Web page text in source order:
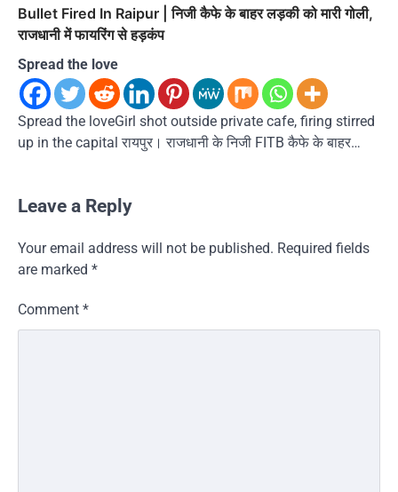
Bullet Fired In Raipur | निजी कैफे के बाहर लड़की को मारी गोली,
राजधानी में फायरिंग से हड़कंप
Spread the love
Spread the loveGirl shot outside private cafe, firing stirred
up in the capital रायपुर। राजधानी के निजी FITB कैफे के बाहर…
Leave a Reply
Your email address will not be published. Required fields
are marked *
Comment *